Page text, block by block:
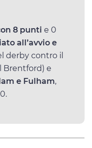
8 punti e 0
all’avvio e
derby contro il
Brentford) e
e Fulham,